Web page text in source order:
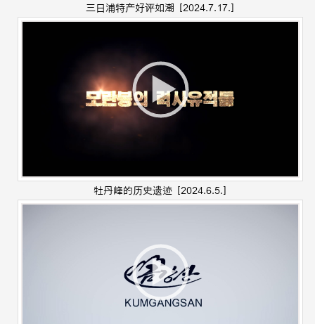
三日浦特产好评如潮 [2024.7.17.]
牡丹峰的历史遗迹 [2024.6.5.]